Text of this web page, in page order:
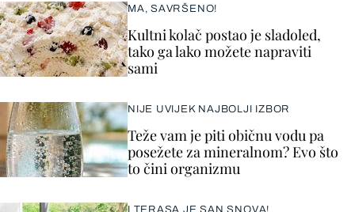
MA, SAVRŠENO!
Kultni kolač postao je sladoled,
tako ga lako možete napraviti
sami
NIJE UVIJEK NAJBOLJI IZBOR
Teže vam je piti običnu vodu pa
posežete za mineralnom? Evo što
to čini organizmu
I TERASA JE SAN SNOVA!